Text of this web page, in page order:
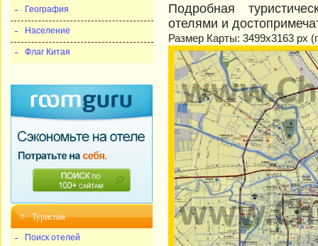
Подробная
отелями и
Размер Карты: 3499x3163 px
География
Население
Флаг Китая
Туристам
Поиск отелей